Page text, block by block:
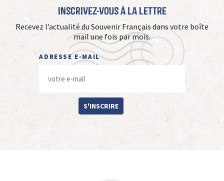
Inscrivez-vous à La Lettre
Recevez l’actualité du Souvenir Français dans votre boîte
mail une fois par mois.
ADRESSE E-MAIL
S'INSCRIRE